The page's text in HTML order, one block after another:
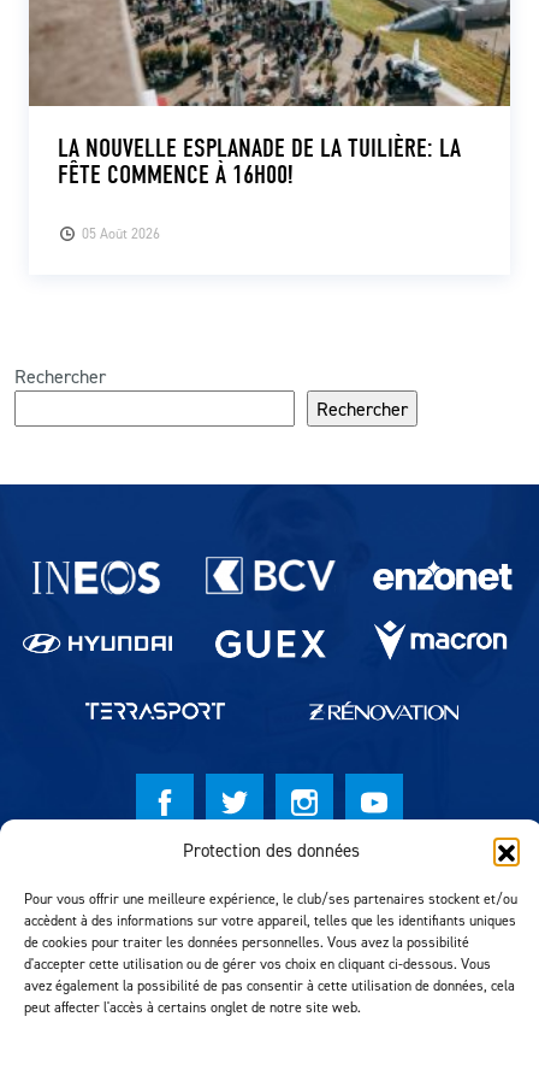
Protection des données
Pour vous offrir une meilleure expérience, le club/ses partenaires stockent et/ou
accèdent à des informations sur votre appareil, telles que les identifiants uniques
de cookies pour traiter les données personnelles. Vous avez la possibilité
d'accepter cette utilisation ou de gérer vos choix en cliquant ci-dessous. Vous
avez également la possibilité de pas consentir à cette utilisation de données, cela
peut affecter l'accès à certains onglet de notre site web.
05 Août 2026
LA NOUVELLE ESPLANADE DE LA TUILIÈRE: LA
FÊTE COMMENCE À 16H00!
Rechercher
Rechercher
Partenaires du lausanne-Sport
Réalisation MTM Agency